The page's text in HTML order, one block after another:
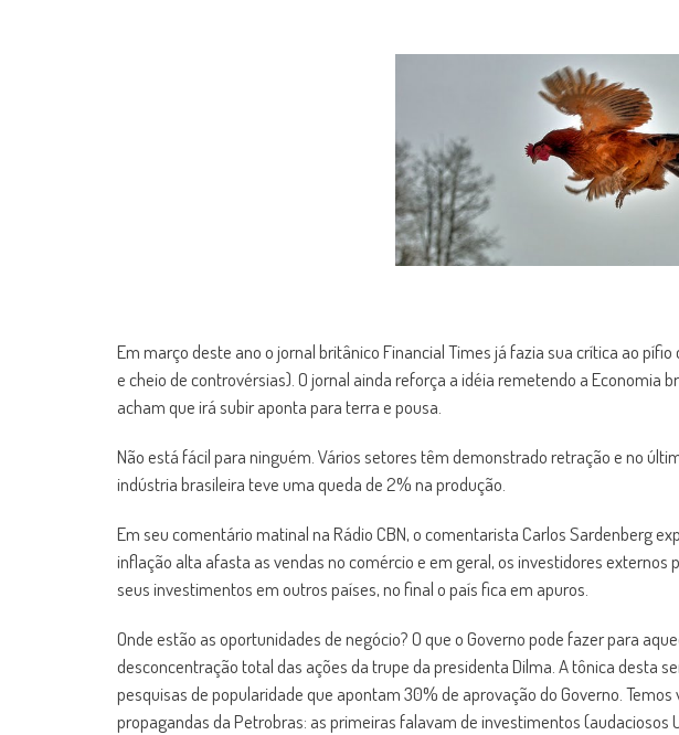
Em março deste ano o jornal britânico Financial Times já fazia sua crítica ao
e cheio de controvérsias). O jornal ainda reforça a idéia remetendo a Economia
acham que irá subir aponta para terra e pousa.
Não está fácil para ninguém. Vários setores têm demonstrado retração e no
indústria brasileira teve uma queda de 2% na produção.
Em seu comentário matinal na Rádio CBN, o comentarista Carlos Sardenberg
inflação alta afasta as vendas no comércio e em geral, os investidores externos
seus investimentos em outros países, no final o país fica em apuros.
Onde estão as oportunidades de negócio? O que o Governo pode fazer para
desconcentração total das ações da trupe da presidenta Dilma. A tônica desta
pesquisas de popularidade que apontam 30% de aprovação do Governo.
propagandas da Petrobras: as primeiras falavam de investimentos (audaciosos